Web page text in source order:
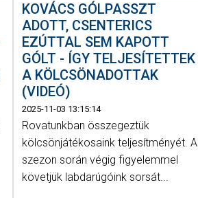
KOVÁCS GÓLPASSZT
ADOTT, CSENTERICS
EZÚTTAL SEM KAPOTT
GÓLT - ÍGY TELJESÍTETTEK
A KÖLCSÖNADOTTAK
(VIDEÓ)
2025-11-03 13:15:14
Rovatunkban összegeztük
kölcsönjátékosaink teljesítményét. A
szezon során végig figyelemmel
követjük labdarúgóink sorsát...